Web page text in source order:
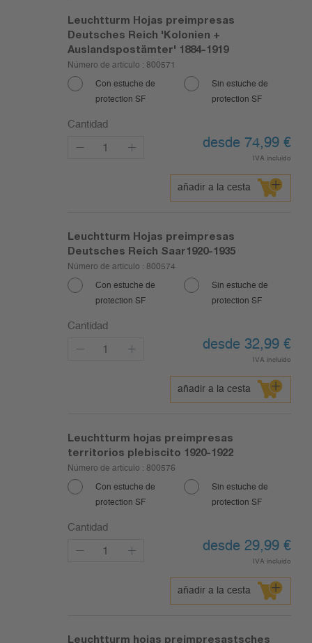
Leuchtturm Hojas preimpresas
Deutsches Reich 'Kolonien +
Auslandspostämter' 1884-1919
Número de artículo : 800571
Con estuche de
protection SF
Sin estuche de
protection SF
Cantidad
desde 74,99 €
IVA incluido
añadir a la cesta
Leuchtturm Hojas preimpresas
Deutsches Reich Saar1920-1935
Número de artículo : 800574
Con estuche de
protection SF
Sin estuche de
protection SF
Cantidad
desde 32,99 €
IVA incluido
añadir a la cesta
Leuchtturm hojas preimpresas
territorios plebiscito 1920-1922
Número de artículo : 800576
Con estuche de
protection SF
Sin estuche de
protection SF
Cantidad
desde 29,99 €
IVA incluido
añadir a la cesta
Leuchtturm hojas preimpresastsches